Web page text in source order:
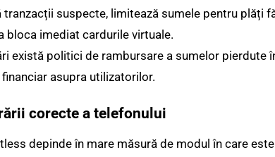
suspecte, limitează sumele pentru plăți
bloca imediat cardurile virtuale.
există politici de rambursare a sumelor pierdute
asupra utilizatorilor.
corecte a telefonului
depinde în mare măsură de modul în care